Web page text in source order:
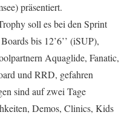
präsentiert.
soll es bei den Sprint
bis 12’6’’ (iSUP),
Aquaglide, Fanatic,
und RRD, gefahren
sind auf zwei Tage
Demos, Clinics, Kids